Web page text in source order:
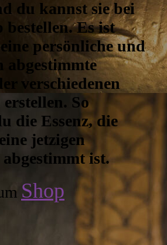
du kannst sie bei
bestellen. Es ist
persönliche und
abgestimmte
verschiedenen
erstellen. So
die Essenz, die
jetzigen
abgestimmt ist.
Shop